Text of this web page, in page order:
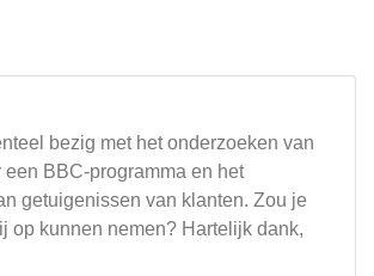
bezig met het onderzoeken van
een BBC-programma en het
getuigenissen van klanten. Zou je
op kunnen nemen? Hartelijk dank,